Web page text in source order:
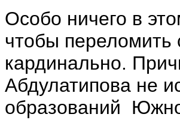
Особо ничего в
чтобы переломить
кардинально.
Абдулатипова не
образований